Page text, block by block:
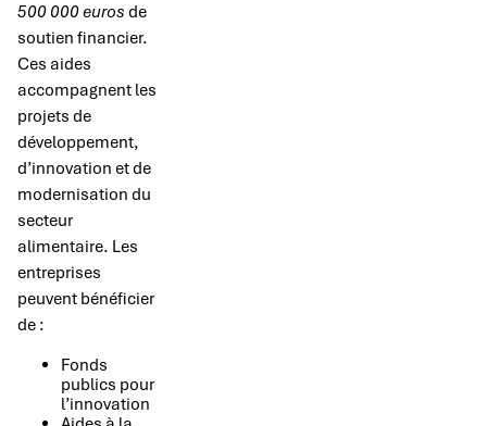
500 000 euros de
soutien financier.
Ces aides
accompagnent les
projets de
développement,
d’innovation et de
modernisation du
secteur
alimentaire. Les
entreprises
peuvent bénéficier
de :
Fonds
publics pour
l’innovation